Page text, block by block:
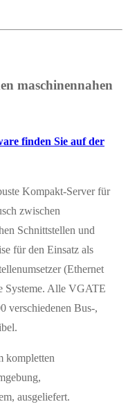
maschinennahen
finden Sie auf der
Kompakt-Server für
zwischen
Schnittstellen und
für den Einsatz als
(Ethernet
Systeme. Alle VGATE
verschiedenen Bus-,
kompletten
ausgeliefert.